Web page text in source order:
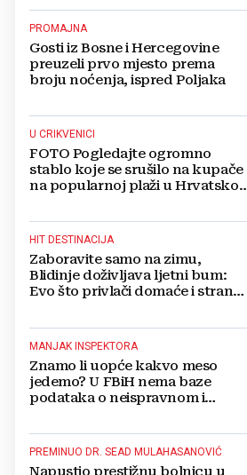
PROMAJNA
Gosti iz Bosne i Hercegovine
preuzeli prvo mjesto prema
broju noćenja, ispred Poljaka
U CRIKVENICI
FOTO Pogledajte ogromno
stablo koje se srušilo na kupače
na popularnoj plaži u Hrvatskoj:
HIT DESTINACIJA
Zaboravite samo na zimu,
Blidinje doživljava ljetni bum:
Evo što privlači domaće i strane
MANJAK INSPEKTORA
Znamo li uopće kakvo meso
jedemo? U FBiH nema baze
podataka o neispravnom i
PREMINUO DR. SEAD MULAHASANOVIĆ
Napustio prestižnu bolnicu u